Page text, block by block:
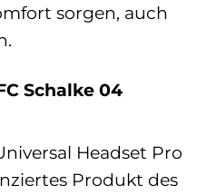
sorgen, auch
Schalke 04
Headset Pro
Produkt des